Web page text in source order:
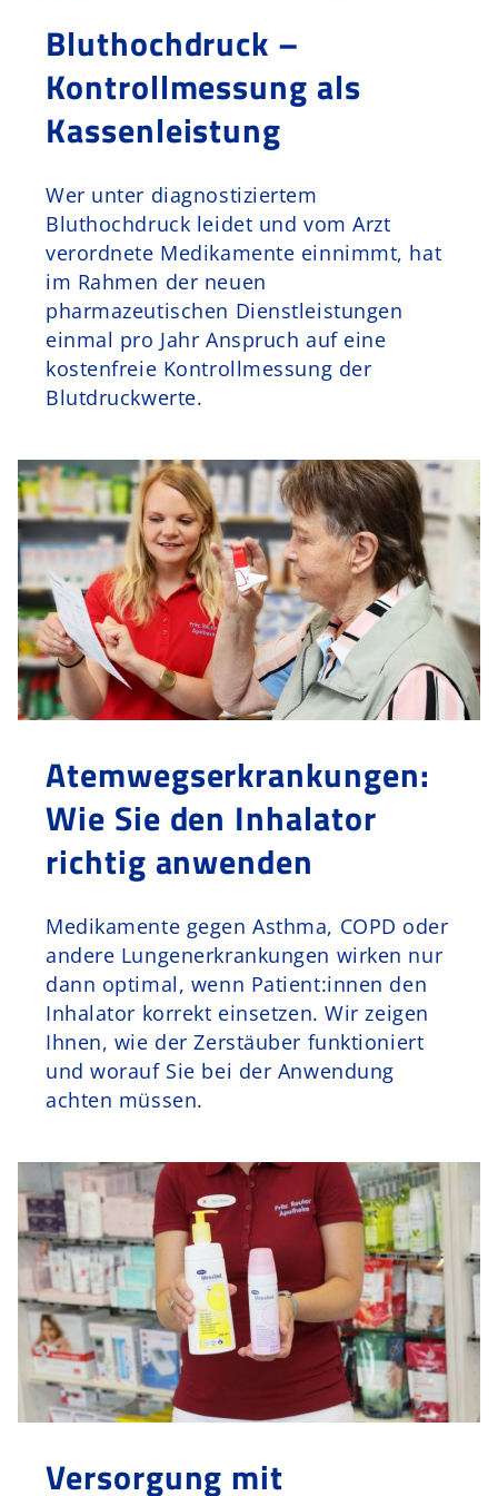
Schurr Murr
Kontakt
Bluthochdruck –
Kontrollmessung als
Kassenleistung
Wer unter diagnostiziertem
Bluthochdruck leidet und vom Arzt
verordnete Medikamente einnimmt, hat
im Rahmen der neuen
pharmazeutischen Dienstleistungen
einmal pro Jahr Anspruch auf eine
kostenfreie Kontrollmessung der
Blutdruckwerte.
Atemwegserkrankungen:
Wie Sie den Inhalator
richtig anwenden
Medikamente gegen Asthma, COPD oder
andere Lungenerkrankungen wirken nur
dann optimal, wenn Patient:innen den
Inhalator korrekt einsetzen. Wir zeigen
Ihnen, wie der Zerstäuber funktioniert
und worauf Sie bei der Anwendung
achten müssen.
Versorgung mit